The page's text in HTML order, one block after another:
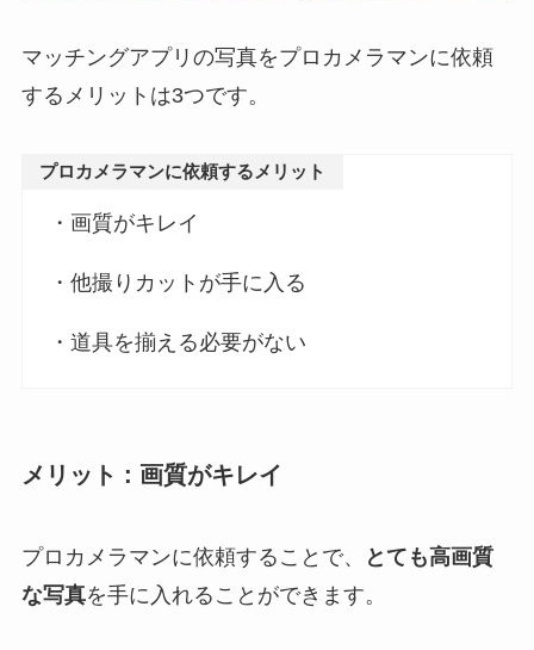
マッチングアプリの写真をプロカメラマンに依頼
するメリットは3つです。
プロカメラマンに依頼するメリット
・画質がキレイ
・他撮りカットが手に入る
・道具を揃える必要がない
メリット : 画質がキレイ
プロカメラマンに依頼することで、
とても高画質
な写真を手に入れることができます。